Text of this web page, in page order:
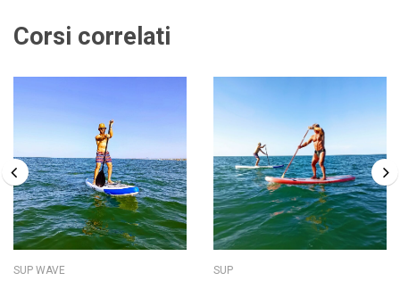
Corsi correlati
SUP WAVE SUP